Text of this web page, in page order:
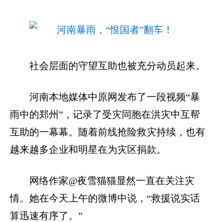
社会层面的守望互助也被充分动员起来。
河南本地媒体中原网发布了一段视频“暴
雨中的郑州”，记录了受灾同胞在洪灾中互帮
互助的一幕幕。随着前线抢险救灾持续，也有
越来越多企业和明星在为灾区捐款。
网络作家@夜雪猫猫显然一直在关注灾
情。她在今天上午的微博中说，“救援说实话
算迅速有序了。”